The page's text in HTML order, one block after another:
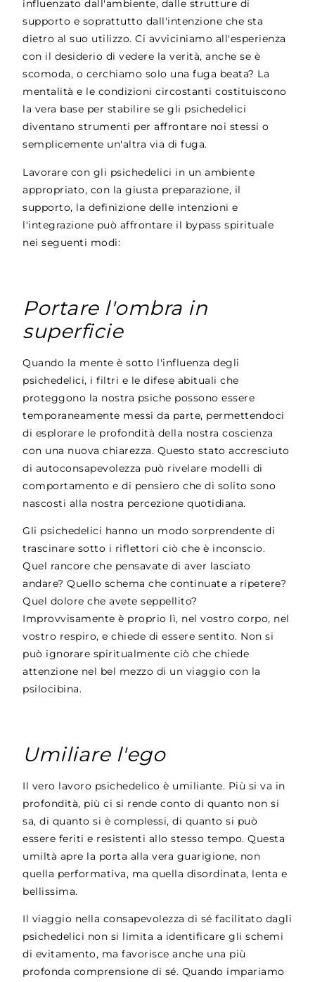
influenzato dall'ambiente, dalle strutture di
supporto e soprattutto dall'intenzione che sta
dietro al suo utilizzo. Ci avviciniamo all'esperienza
con il desiderio di vedere la verità, anche se è
scomoda, o cerchiamo solo una fuga beata? La
mentalità e le condizioni circostanti costituiscono
la vera base per stabilire se gli psichedelici
diventano strumenti per affrontare noi stessi o
semplicemente un'altra via di fuga.
Lavorare con gli psichedelici in un ambiente
appropriato, con la giusta preparazione, il
supporto, la definizione delle intenzioni e
l'integrazione può affrontare il bypass spirituale
nei seguenti modi:
Portare l'ombra in
superficie
Quando la mente è sotto l'influenza degli
psichedelici, i filtri e le difese abituali che
proteggono la nostra psiche possono essere
temporaneamente messi da parte, permettendoci
di esplorare le profondità della nostra coscienza
con una nuova chiarezza. Questo stato accresciuto
di autoconsapevolezza può rivelare modelli di
comportamento e di pensiero che di solito sono
nascosti alla nostra percezione quotidiana.
Gli psichedelici hanno un modo sorprendente di
trascinare sotto i riflettori ciò che è inconscio.
Quel rancore che pensavate di aver lasciato
andare? Quello schema che continuate a ripetere?
Quel dolore che avete seppellito?
Improvvisamente è proprio lì, nel vostro corpo, nel
vostro respiro, e chiede di essere sentito. Non si
può ignorare spiritualmente ciò che chiede
attenzione nel bel mezzo di un viaggio con la
psilocibina.
Umiliare l'ego
Il vero lavoro psichedelico è umiliante. Più si va in
profondità, più ci si rende conto di quanto non si
sa, di quanto si è complessi, di quanto si può
essere feriti e resistenti allo stesso tempo. Questa
umiltà apre la porta alla vera guarigione, non
quella performativa, ma quella disordinata, lenta e
bellissima.
Il viaggio nella consapevolezza di sé facilitato dagli
psichedelici non si limita a identificare gli schemi
di evitamento, ma favorisce anche una più
profonda comprensione di sé. Quando impariamo